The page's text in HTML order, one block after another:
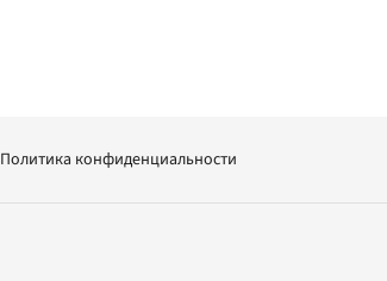
Политика конфиденциальности